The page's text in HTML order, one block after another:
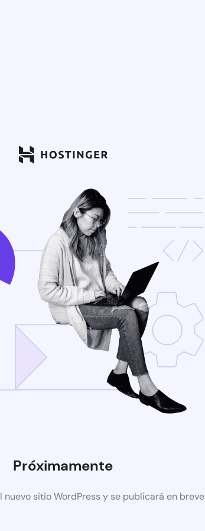
Próximamente
nuevo sitio WordPress y se publicará en breve